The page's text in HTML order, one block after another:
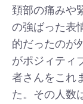
頚部の痛みや
の強ばった表
的だったのが
がポジィティ
者さんをこれ
た。その人数